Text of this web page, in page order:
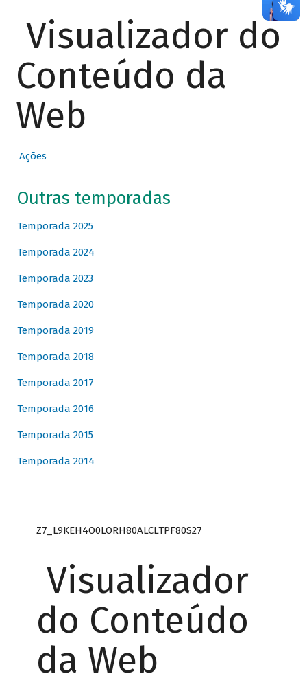
Visualizador do
Conteúdo da
Web
Ações
Outras temporadas
Temporada 2025
Temporada 2024
Temporada 2023
Temporada 2020
Temporada 2019
Temporada 2018
Temporada 2017
Temporada 2016
Temporada 2015
Temporada 2014
Z7_L9KEH4O0LORH80ALCLTPF80S27
Visualizador
do Conteúdo
da Web